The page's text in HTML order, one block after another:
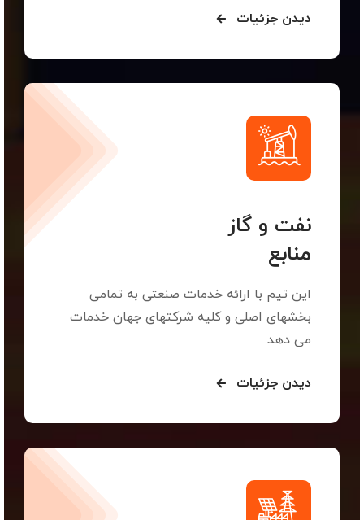
دیدن جزئیات
نفت و گاز
منابع
این تیم با ارائه خدمات صنعتی به تمامی
بخشهای اصلی و کلیه شرکتهای جهان خدمات
می دهد.
دیدن جزئیات